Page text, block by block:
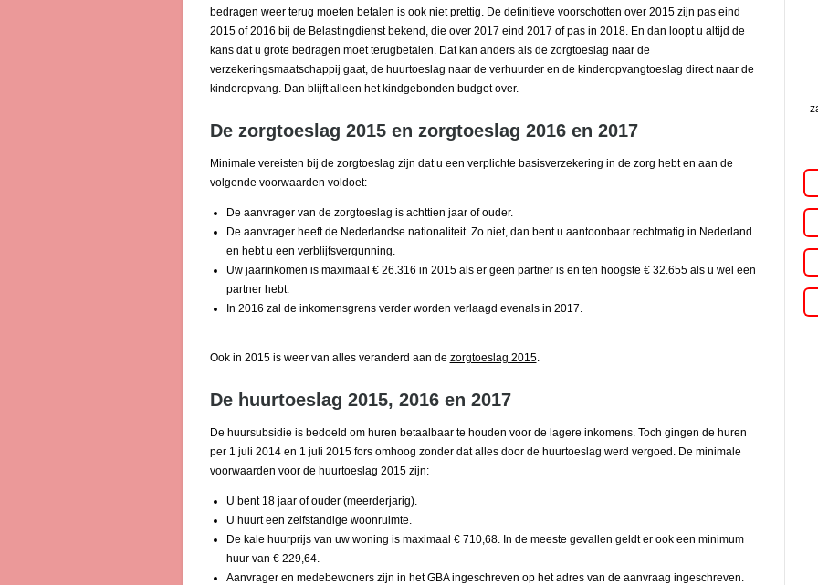
bedragen weer terug moeten betalen is ook niet prettig. De definitieve voorschotten over 2015 zijn pas eind
2015 of 2016 bij de Belastingdienst bekend, die over 2017 eind 2017 of pas in 2018. En dan loopt u altijd de
kans dat u grote bedragen moet terugbetalen. Dat kan anders als de zorgtoeslag naar de
verzekeringsmaatschappij gaat, de huurtoeslag naar de verhuurder en de kinderopvangtoeslag direct naar de
kinderopvang. Dan blijft alleen het kindgebonden budget over.
De zorgtoeslag 2015 en zorgtoeslag 2016 en 2017
Minimale vereisten bij de zorgtoeslag zijn dat u een verplichte basisverzekering in de zorg hebt en aan de
volgende voorwaarden voldoet:
De aanvrager van de zorgtoeslag is achttien jaar of ouder.
De aanvrager heeft de Nederlandse nationaliteit. Zo niet, dan bent u aantoonbaar rechtmatig in Nederland
en hebt u een verblijfsvergunning.
Uw jaarinkomen is maximaal € 26.316 in 2015 als er geen partner is en ten hoogste € 32.655 als u wel een
partner hebt.
In 2016 zal de inkomensgrens verder worden verlaagd evenals in 2017.
Ook in 2015 is weer van alles veranderd aan de zorgtoeslag 2015.
De huurtoeslag 2015, 2016 en 2017
De huursubsidie is bedoeld om huren betaalbaar te houden voor de lagere inkomens. Toch gingen de huren
per 1 juli 2014 en 1 juli 2015 fors omhoog zonder dat alles door de huurtoeslag werd vergoed. De minimale
voorwaarden voor de huurtoeslag 2015 zijn:
U bent 18 jaar of ouder (meerderjarig).
U huurt een zelfstandige woonruimte.
De kale huurprijs van uw woning is maximaal € 710,68. In de meeste gevallen geldt er ook een minimum
huur van € 229,64.
Aanvrager en medebewoners zijn in het GBA ingeschreven op het adres van de aanvraag ingeschreven.